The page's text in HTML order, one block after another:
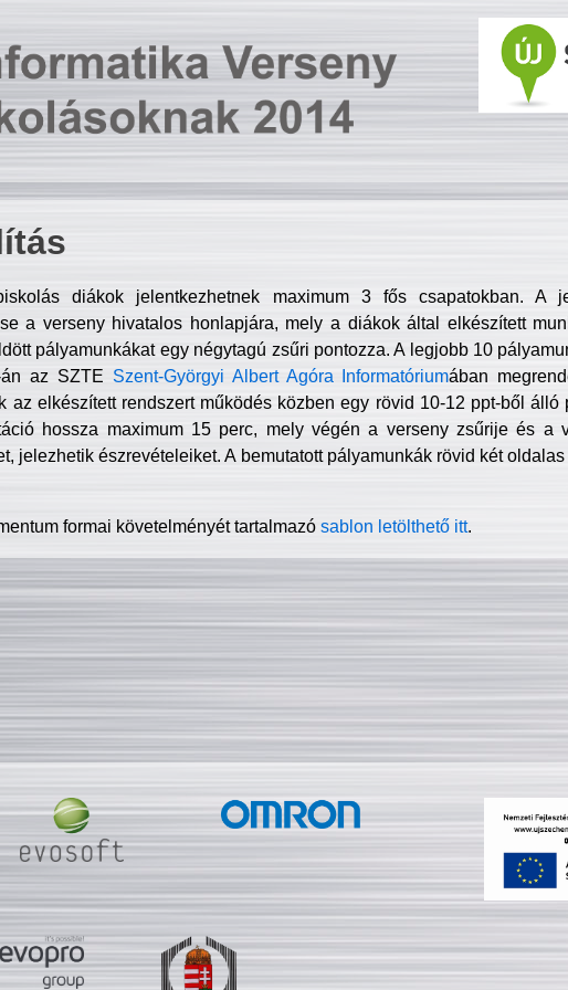
diákok jelentkezhetnek maximum 3 fős csapatokban. A
a verseny hivatalos honlapjára, mely a diákok által elkészített
pályamunkákat egy négytagú zsűri pontozza. A legjobb 10
az SZTE Szent-Györgyi Albert Agóra Informatóriumában
az elkészített rendszert működés közben egy rövid 10-12 ppt-ből
hossza maximum 15 perc, mely végén a verseny zsűrije és a
jelezhetik észrevételeiket. A bemutatott pályamunkák rövid két
formai követelményét tartalmazósablon letölthető itt.